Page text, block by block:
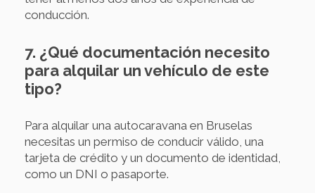
conducción.
7. ¿Qué documentación necesito
para alquilar un vehículo de este
tipo?
Para alquilar una autocaravana en Bruselas
necesitas un permiso de conducir válido, una
tarjeta de crédito y un documento de identidad,
como un DNI o pasaporte.